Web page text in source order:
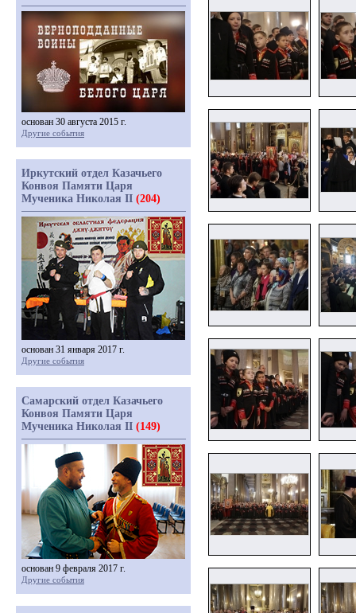
основан 30 августа 2015 г.
Другие события
Иркутский отдел Казачьего
Конвоя Памяти Царя
Мученика Николая II (204)
основан 31 января 2017 г.
Другие события
Самарский отдел Казачьего
Конвоя Памяти Царя
Мученика Николая II (149)
основан 9 февраля 2017 г.
Другие события